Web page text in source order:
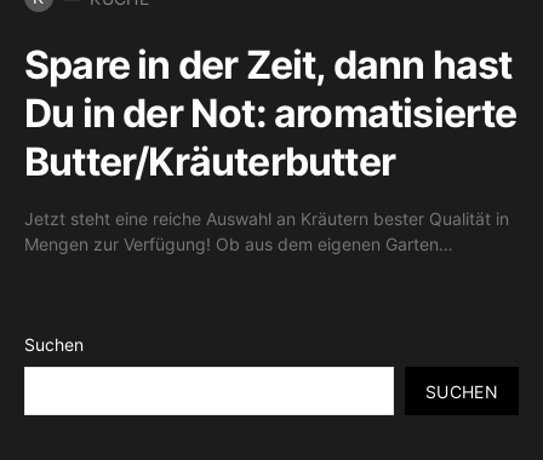
Spare in der Zeit, dann hast
Du in der Not: aromatisierte
Butter/Kräuterbutter
Jetzt steht eine reiche Auswahl an Kräutern bester Qualität in
Mengen zur Verfügung! Ob aus dem eigenen Garten…
Suchen
SUCHEN